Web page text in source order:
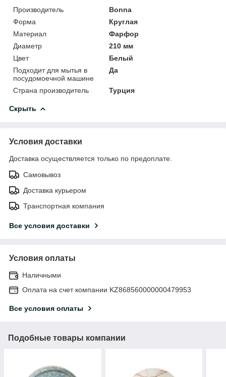
Производитель
Bonna
Форма
Круглая
Материал
Фарфор
Диаметр
210 мм
Цвет
Белый
Подходит для мытья в
посудомоечной машине
Да
Страна производитель Турция
Скрыть
Условия доставки
Доставка осуществляется только по предоплате.
Самовывоз
Доставка курьером
Транспортная компания
Все условия доставки
Условия оплаты
Наличными
Оплата на счет компании KZ868560000000479953
Все условия оплаты
Подобные товары компании